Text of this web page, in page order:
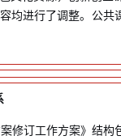
均进行了调整。公
修订工作方案》结